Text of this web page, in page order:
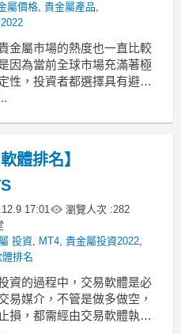
屬價格,貴金屬產品,
金屬市場的熱度也一直比較
因為當前全球市場充滿著極
性，投資者都選擇具有避險
屬產品來進行保值。不過，
選擇是非常關鍵。我們今天
屬價格比較，來看一下到底
值得投資。
體排名】
17:01 瀏覽人次 :282
投資, MT4, 貴金屬投資2022,
排名
資的過程中，交易軟體是必
易媒介，不管是做多做空，
損，都需經由交易軟體執行